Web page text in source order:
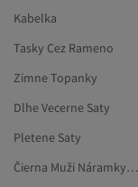
Kabelka
Tasky Cez Rameno
Zimne Topanky
Dlhe Vecerne Saty
Pletene Saty
Čierna Muži Náramky Na Členok